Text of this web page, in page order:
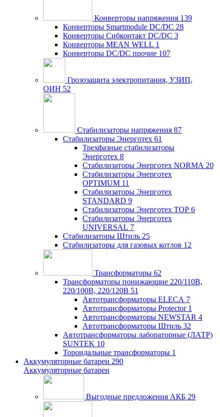
Конверторы напряжения 139
Конверторы Smartmodule DC/DC 28
Конверторы Сибконтакт DC/DC 3
Конверторы MEAN WELL 1
Конверторы DC/DC прочие 107
Грозозащита электропитания, УЗИП,
ОИН 52
Стабилизаторы напряжения 87
Стабилизаторы Энерготех 61
Трехфазные стабилизаторы
Энерготех 8
Стабилизаторы Энерготех NORMA 20
Стабилизаторы Энерготех
OPTIMUM 11
Стабилизаторы Энерготех
STANDARD 9
Стабилизаторы Энерготех TOP 6
Стабилизаторы Энерготех
UNIVERSAL 7
Стабилизаторы Штиль 25
Стабилизаторы для газовых котлов 12
Трансформаторы 62
Трансформаторы понижающие 220/110В,
220/100В, 220/120В 51
Автотрансформаторы ELECA 7
Автотрансформаторы Protector 1
Автотрансформаторы NEWSTAR 4
Автотрансформаторы Штиль 32
Автотрансформаторы лабораторные (ЛАТР)
SUNTEK 10
Тороидальные трансформаторы 1
Аккумуляторные батареи 290
Аккумуляторные батареи
Выгодные предложения АКБ 29